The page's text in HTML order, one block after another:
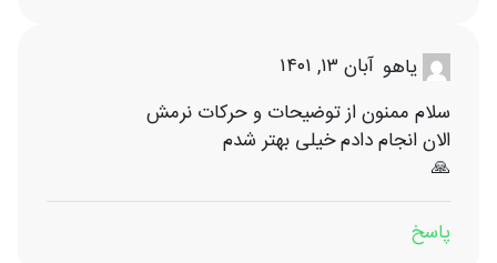
یاهو آبان ۱۳, ۱۴۰۱
سلام ممنون از توضیحات و حرکات نرمش
الان انجام دادم خیلی بهتر شدم
🙏
پاسخ